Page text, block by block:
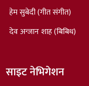
हेम सुबेदी (गीत संगीत)
देव अन्जान शाह (बिबिध)
साइट नेभिगेशन